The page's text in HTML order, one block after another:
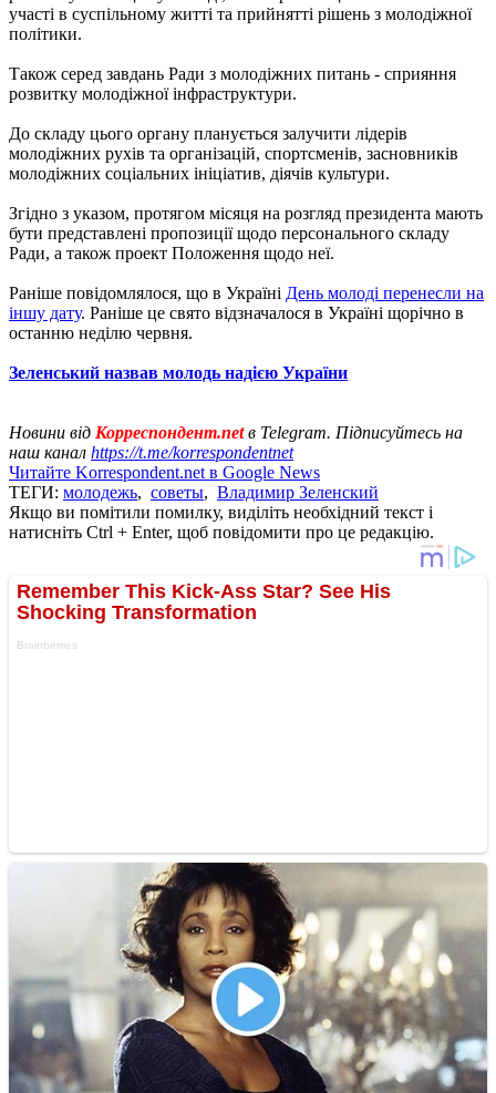
участі в суспільному житті та прийнятті рішень з молодіжної
політики.
Також серед завдань Ради з молодіжних питань - сприяння
розвитку молодіжної інфраструктури.
До складу цього органу планується залучити лідерів
молодіжних рухів та організацій, спортсменів, засновників
молодіжних соціальних ініціатив, діячів культури.
Згідно з указом, протягом місяця на розгляд президента мають
бути представлені пропозиції щодо персонального складу
Ради, а також проект Положення щодо неї.
Раніше повідомлялося, що в Україні День молоді перенесли на
іншу дату. Раніше це свято відзначалося в Україні щорічно в
останню неділю червня.
Зеленський назвав молодь надією України
Новини від Корреспондент.netв Telegram. Підписуйтесь на
наш канал https://t.me/korrespondentnet
Читайте Korrespondent.net в Google News
ТЕГИ: молодежь, советы, Владимир Зеленский
Якщо ви помітили помилку, виділіть необхідний текст і
натисніть Ctrl + Enter, щоб повідомити про це редакцію.